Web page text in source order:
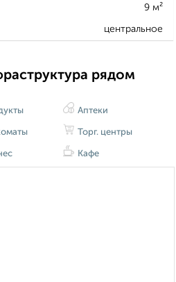
9 м²
центральное
рядом
Аптеки
Торг. центры
Кафе